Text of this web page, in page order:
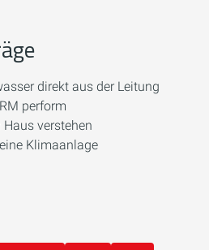
direkt aus der Leitung
perform
verstehen
Klimaanlage